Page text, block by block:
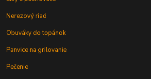
Nerezový riad
Obuváky do topánok
Panvice na grilovanie
Pečenie